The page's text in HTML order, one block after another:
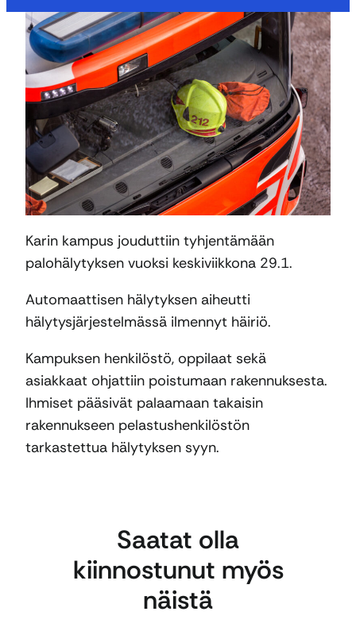
Karin kampus jouduttiin tyhjentämään
palohälytyksen vuoksi keskiviikkona 29.1.
Automaattisen hälytyksen aiheutti
hälytysjärjestelmässä ilmennyt häiriö.
Kampuksen henkilöstö, oppilaat sekä
asiakkaat ohjattiin poistumaan rakennuksesta.
Ihmiset pääsivät palaamaan takaisin
rakennukseen pelastushenkilöstön
tarkastettua hälytyksen syyn.
Saatat olla
kiinnostunut myös
näistä